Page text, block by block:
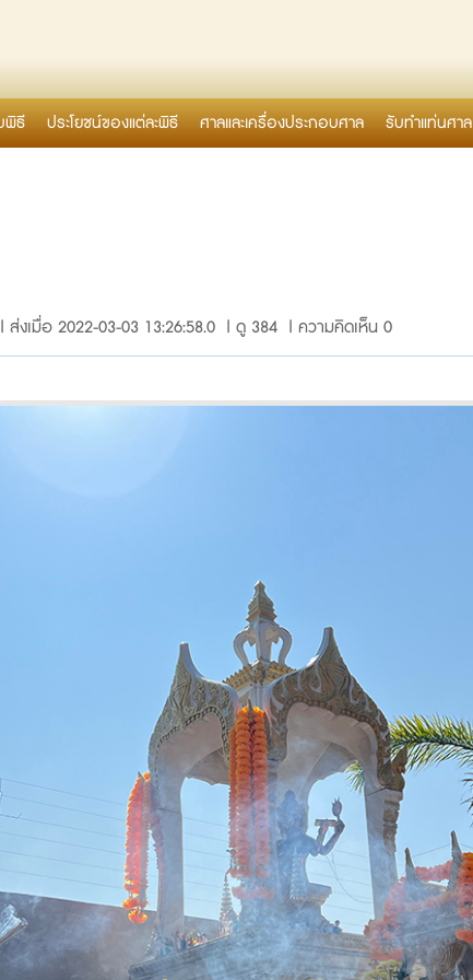
พิธี ประโยชน์ของแต่ละพิธี ศาลและเครื่องประกอบศาล รับทำแท่นศาล
| ส่งเมื่อ 2022-03-03 13:26:58.0 | ดู 384 | ความคิดเห็น 0